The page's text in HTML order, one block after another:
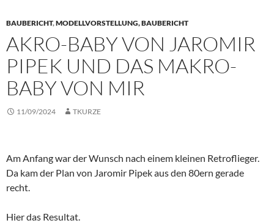
BAUBERICHT,MODELLVORSTELLUNG, BAUBERICHT
AKRO-BABY VON JAROMIR
PIPEK UND DAS MAKRO-
BABY VON MIR
11/09/2024 TKURZE
Am Anfang war der Wunsch nach einem kleinen Retroflieger.
Da kam der Plan von Jaromir Pipek aus den 80ern gerade
recht.
Hier das Resultat.